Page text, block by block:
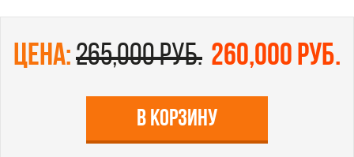
цена:265,000 руб. 260,000 руб.
В КОРЗИНУ